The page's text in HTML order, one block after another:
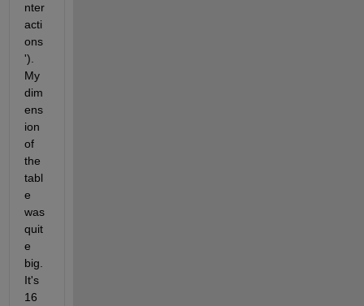
nter
acti
ons
').
My
dim
ens
ion
of
the
tabl
e
was
quit
e
big.
It's
16